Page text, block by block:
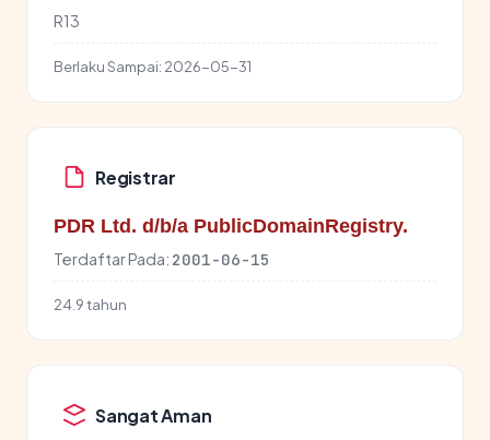
R13
Berlaku Sampai: 2026-05-31
Registrar
PDR Ltd. d/b/a PublicDomainRegistry.
Terdaftar Pada: 2001-06-15
24.9 tahun
Sangat Aman